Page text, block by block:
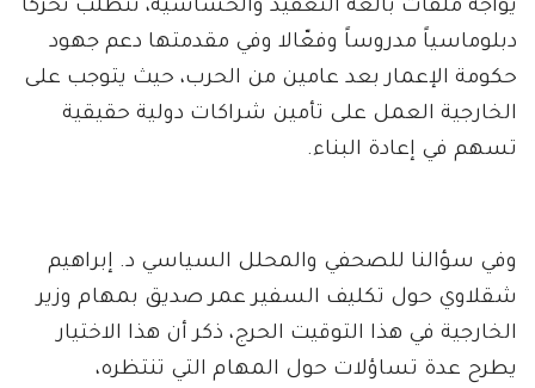
يواجه ملفات بالغة التعقيد والحساسية، تتطلب تحركاً
دبلوماسياً مدروساً وفعّالا وفي مقدمتها دعم جهود
حكومة الإعمار بعد عامين من الحرب، حيث يتوجب على
الخارجية العمل على تأمين شراكات دولية حقيقية
تسهم في إعادة البناء.
وفي سؤالنا للصحفي والمحلل السياسي د. إبراهيم
شقلاوي حول تكليف السفير عمر صديق بمهام وزير
الخارجية في هذا التوقيت الحرج، ذكر أن هذا الاختيار
يطرح عدة تساؤلات حول المهام التي تنتظره،